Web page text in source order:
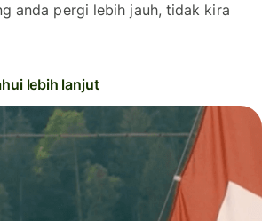
anda pergi lebih jauh, tidak kira
lebih lanjut